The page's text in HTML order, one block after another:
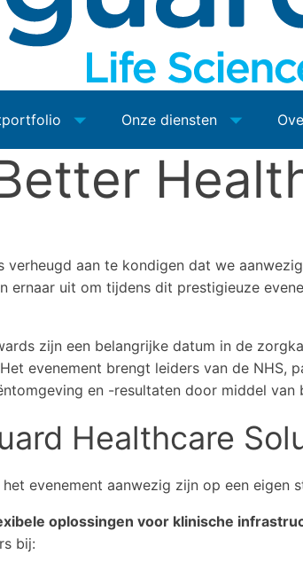
Onze diensten
verheugd aan te kondigen dat we
ernaar uit om tijdens dit prestigieuze
zijn een belangrijke datum in de
evenement brengt leiders van de NHS,
en -resultaten door middel van
Healthcare
evenement aanwezig zijn op een
oplossingen voor klinische
bij: